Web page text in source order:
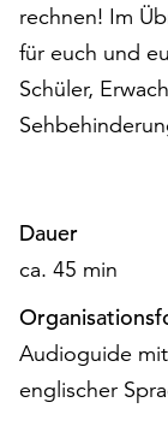
Ende
der
Seite
die
Schaltfläche
zur
Verfügung.
Funktionale
Cookies
werden
auch
ohne
rechnen! Im
für euch und
Schüler,
Dauer
ca. 45 min
Audioguide
englischer